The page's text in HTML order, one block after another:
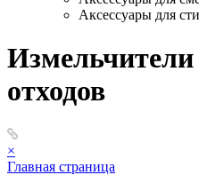
Аксессуары для
отходов
×
Главная страница